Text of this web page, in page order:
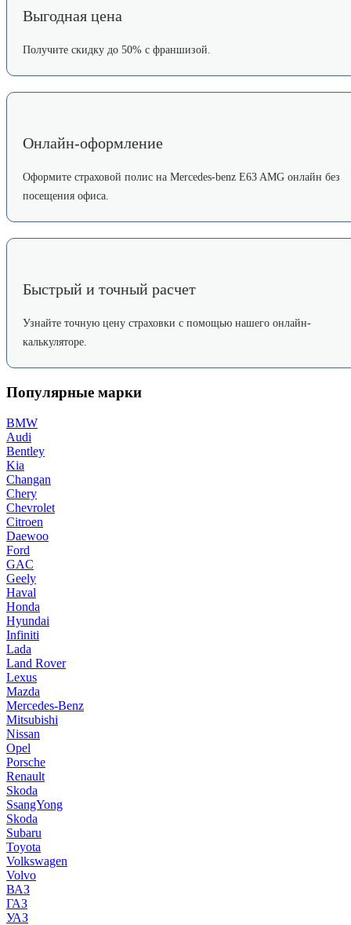
Выгодная цена
Получите скидку до 50% с франшизой.
Онлайн-оформление
Оформите страховой полис на Mercedes-benz E63 AMG онлайн без
посещения офиса.
Быстрый и точный расчет
Узнайте точную цену страховки с помощью нашего онлайн-
калькуляторе.
Популярные марки
BMW
Audi
Bentley
Kia
Changan
Chery
Chevrolet
Citroen
Daewoo
Ford
GAC
Geely
Haval
Honda
Hyundai
Infiniti
Lada
Land Rover
Lexus
Mazda
Mercedes-Benz
Mitsubishi
Nissan
Opel
Porsche
Renault
Skoda
SsangYong
Skoda
Subaru
Toyota
Volkswagen
Volvo
ВАЗ
ГАЗ
УАЗ